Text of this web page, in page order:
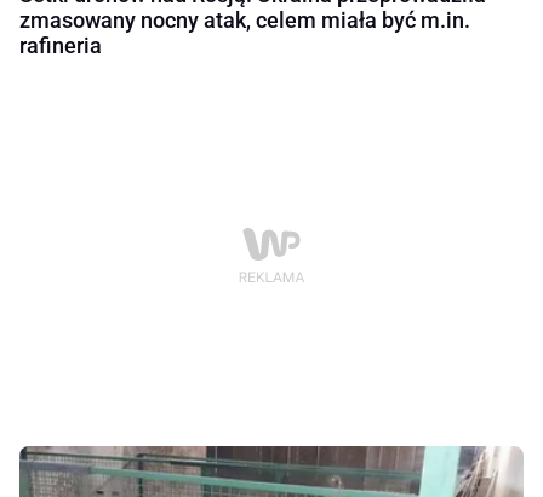
zmasowany nocny atak, celem miała być m.in.
rafineria